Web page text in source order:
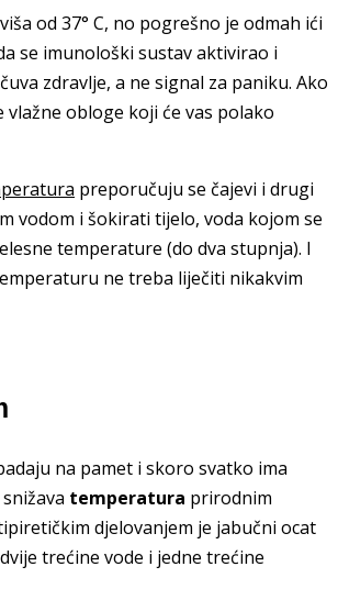
od 37° C, no pogrešno je odmah ići
se imunološki sustav aktivirao i
zdravlje, a ne signal za paniku. Ako
obloge koji će vas polako
preporučuju se čajevi i drugi
vodom i šokirati tijelo, voda kojom se
temperature (do dva stupnja). I
ne treba liječiti nikakvim
na pamet i skoro svatko ima
temperatura prirodnim
djelovanjem je jabučni ocat
trećine vode i jedne trećine